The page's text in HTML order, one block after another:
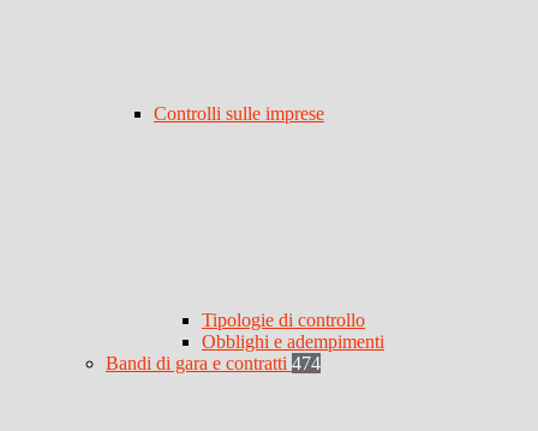
Controlli sulle imprese
Tipologie di controllo
Obblighi e adempimenti
Bandi di gara e contratti 474